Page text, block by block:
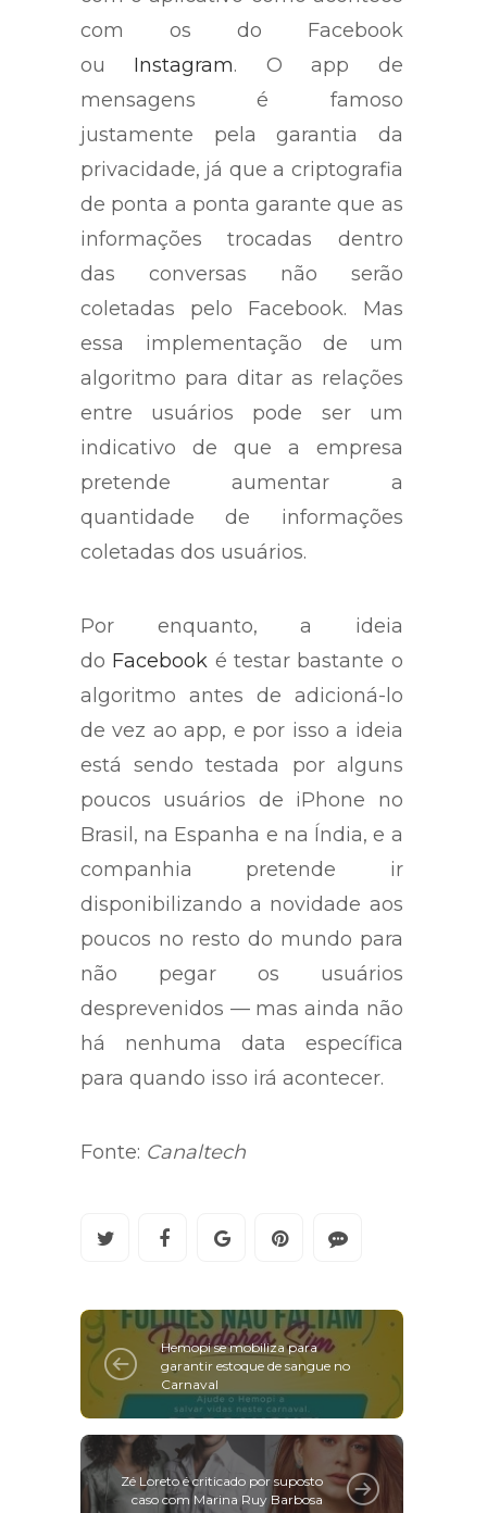
com os do Facebook
ou Instagram. O app de
mensagens é famoso
justamente pela garantia da
privacidade, já que a criptografia
de ponta a ponta garante que as
informações trocadas dentro
das conversas não serão
coletadas pelo Facebook. Mas
essa implementação de um
algoritmo para ditar as relações
entre usuários pode ser um
indicativo de que a empresa
pretende aumentar a
quantidade de informações
coletadas dos usuários.
Por enquanto, a ideia
do Facebook é testar bastante o
algoritmo antes de adicioná-lo
de vez ao app, e por isso a ideia
está sendo testada por alguns
poucos usuários de iPhone no
Brasil, na Espanha e na Índia, e a
companhia pretende ir
disponibilizando a novidade aos
poucos no resto do mundo para
não pegar os usuários
desprevenidos — mas ainda não
há nenhuma data específica
para quando isso irá acontecer.
Fonte: Canaltech
Hemopi se mobiliza para
garantir estoque de sangue no
Carnaval
Zé Loreto é criticado por suposto
caso com Marina Ruy Barbosa